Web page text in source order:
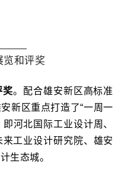
览和评奖
奖。 配合雄安新区高标准
新区重点打造了“一周一
河北国际工业设计周、
工业设计研究院、雄安
生态城。